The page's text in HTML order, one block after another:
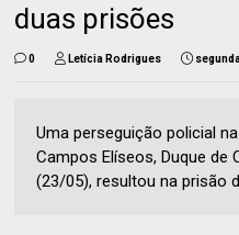
duas prisões
0 Letícia Rodrigues
Uma perseguição policial
Campos Elíseos, Duque de
(23/05), resultou na prisão